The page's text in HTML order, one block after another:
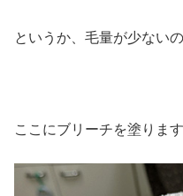
というか、毛量が少ない
ここにブリーチを塗ります